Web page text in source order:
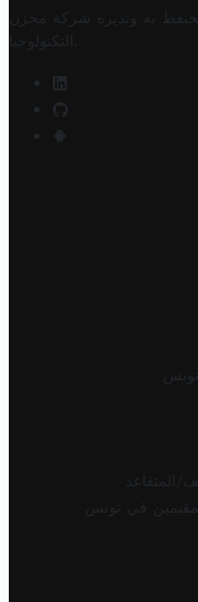
به وتديره
شركة مخزن
التكنولوجيا
في تونس